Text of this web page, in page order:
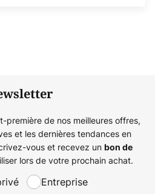
première de nos meilleures offres,
et les dernières tendances en
vous et recevez un bon de
lors de votre prochain achat.
Entreprise